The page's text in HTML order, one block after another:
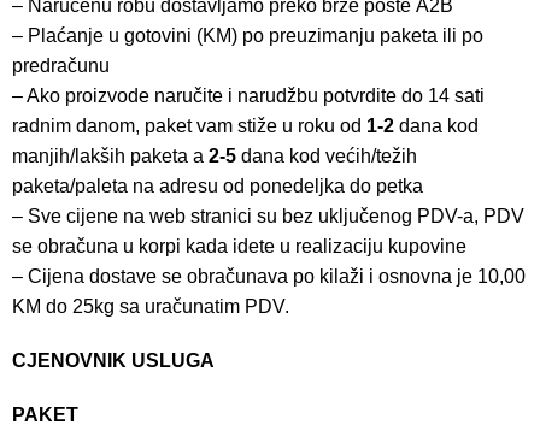
– Naručenu robu dostavljamo preko brze pošte A2B
– Plaćanje u gotovini (KM) po preuzimanju paketa ili po
predračunu
– Ako proizvode naručite i narudžbu potvrdite do 14 sati
radnim danom, paket vam stiže u roku od 1-2 dana kod
manjih/lakših paketa a 2-5 dana kod većih/težih
paketa/paleta na adresu od ponedeljka do petka
– Sve cijene na web stranici su bez uključenog PDV-a, PDV
se obračuna u korpi kada idete u realizaciju kupovine
– Cijena dostave se obračunava po kilaži i osnovna je 10,00
KM do 25kg sa uračunatim PDV.
CJENOVNIK USLUGA
PAKET